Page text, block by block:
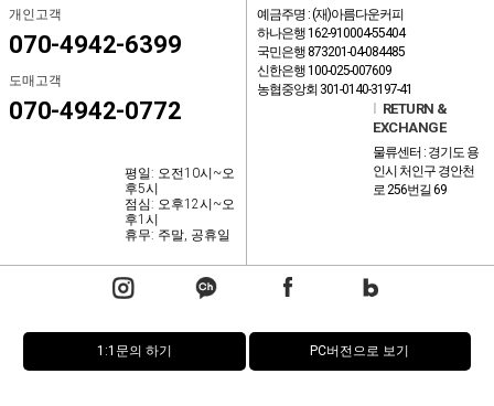
개인고객
070-4942-6399
도매고객
070-4942-0772
평일: 오전10시~오
후5시
점심: 오후12시~오
후1시
휴무: 주말, 공휴일
예금주명 : (재)아름다운커피
하나은행 162-910004-55404
국민은행 873201-04-084485
신한은행 100-025-007609
농협중앙회 301-0140-3197-41
RETURN &
EXCHANGE
물류센터 : 경기도 용
인시 처인구 경안천
로 256번길 69
1:1문의 하기 PC버전으로 보기